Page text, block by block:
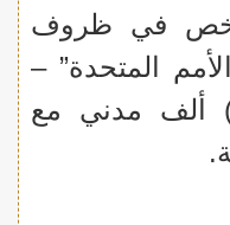
ألف شخص في ظروف
المتحدة” –
تتوقع فرار (250) ألف مدني مع